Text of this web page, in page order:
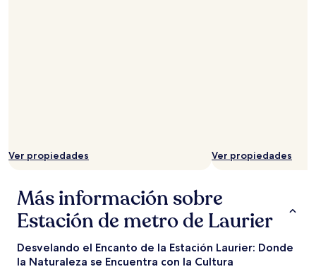
Ver propiedades Ver propiedades
Más información sobre
Estación de metro de Laurier
Desvelando el Encanto de la Estación Laurier: Donde
la Naturaleza se Encuentra con la Cultura